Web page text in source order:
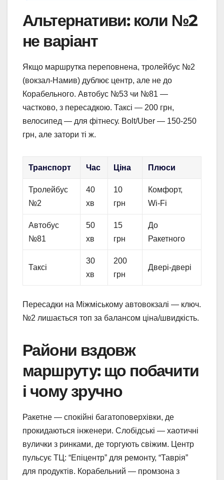
Альтернативи: коли №2
не варіант
Якщо маршрутка переповнена, тролейбус №2
(вокзал-Намив) дублює центр, але не до
Корабельного. Автобус №53 чи №81 —
частково, з пересадкою. Таксі — 200 грн,
велосипед — для фітнесу. Bolt/Uber — 150-250
грн, але затори ті ж.
Транспорт Час Ціна Плюси
Тролейбус
№2
40
хв
10
грн
Комфорт,
Wi-Fi
Автобус
№81
50
хв
15
грн
До
Ракетного
Таксі
30
хв
200
грн
Двері-двері
Пересадки на Міжміському автовокзалі — ключ.
№2 лишається топ за балансом ціна/швидкість.
Райони вздовж
маршруту: що побачити
і чому зручно
Ракетне — спокійні багатоповерхівки, де
прокидаються інженери. Слобідські — хаотичні
вулички з ринками, де торгують свіжим. Центр
пульсує ТЦ: “Епіцентр” для ремонту, “Таврія”
для продуктів. Корабельний — промзона з